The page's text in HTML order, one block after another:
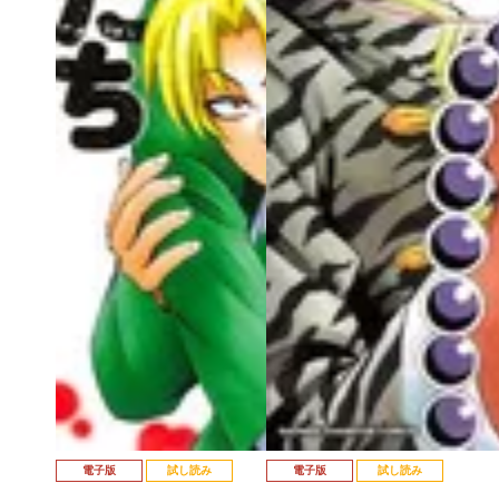
電子版 試し読み 電子版 試し読み